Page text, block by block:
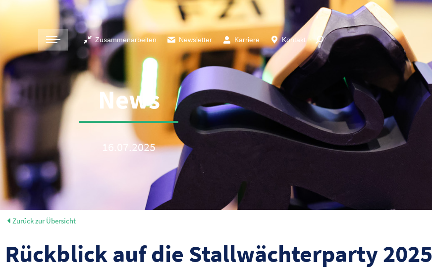
Zusammenarbeiten Newsletter Karriere Kontakt
News
16.07.2025
Zurück zur Übersicht
Rückblick auf die Stallwächterparty 2025